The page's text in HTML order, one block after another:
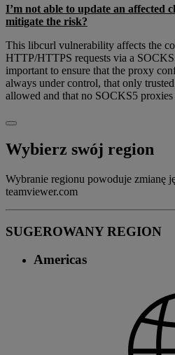
I’m not able to update an affected
mitigate the risk?
This libcurl vulnerability affects the
HTTP/HTTPS requests via a
important to ensure that the proxy
always under control, that only
allowed and that no SOCKS5
Wybierz swój region
Wybranie regionu powoduje zmianę
teamviewer.com
SUGEROWANY REGION
Americas